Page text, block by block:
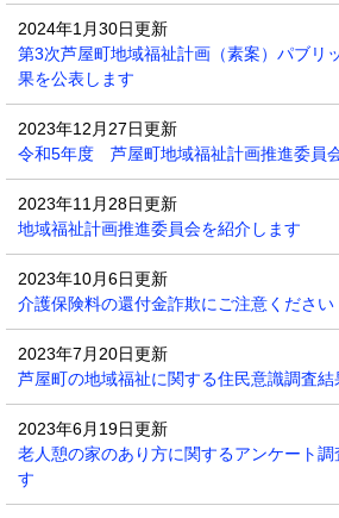
2024年1月30日更新
第3次芦屋町地域福祉計画（素案）パブリ
果を公表します
2023年12月27日更新
令和5年度 芦屋町地域福祉計画推進委員
2023年11月28日更新
地域福祉計画推進委員会を紹介します
2023年10月6日更新
介護保険料の還付金詐欺にご注意ください
2023年7月20日更新
芦屋町の地域福祉に関する住民意識調査
2023年6月19日更新
老人憩の家のあり方に関するアンケート調
す